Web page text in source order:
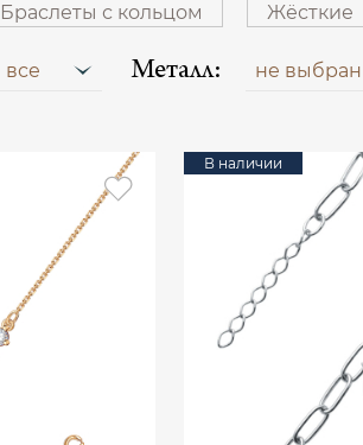
Браслеты с кольцом Жёсткие
все Металл: не выбран
В наличии